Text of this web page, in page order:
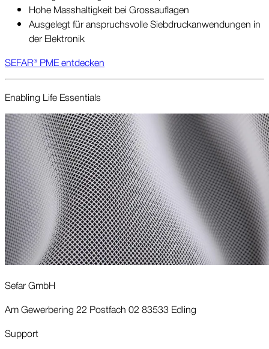
Hohe Mass­haltigkeit bei Grossauflagen
Aus­gelegt für an­spruchs­volle Sieb­druck­anwendungen in
der Elektro­nik
SEFAR® PME ent­decken
Enabling Life Essentials
Sefar GmbH
Am Gewerbering 22 Postfach 02 83533 Edling
Support